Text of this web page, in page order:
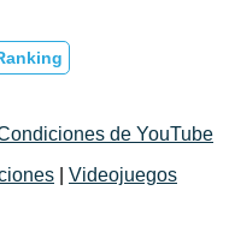
de YouTube
Videojuegos